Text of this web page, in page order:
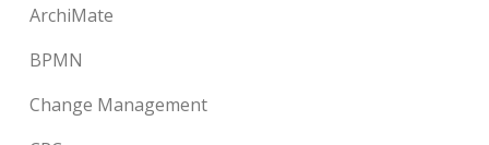
ArchiMate
BPMN
Change Management